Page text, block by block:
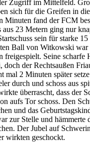
Zugriff im Mittelfeld.
sich für die Greifen in
Minuten fand der FCM
23 Metern ging nur
sein für starke
Ball von Witkowski war
freigespielt. Seine scharfe
doch der Rechtsaußen
mal 2 Minuten später
durch und schoss aus
überrascht, dass der
aufs Tor schoss. Den
und das
zur Stelle und hämmerte
Der Jubel auf
wirkten geschockt.